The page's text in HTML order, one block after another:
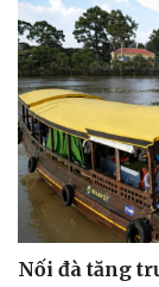
Nối đà tăng